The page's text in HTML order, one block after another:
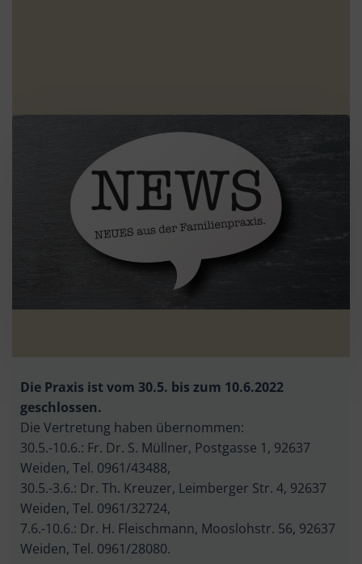
Die Praxis ist vom 30.5. bis zum 10.6.2022
geschlossen.
Die Vertretung haben übernommen:
30.5.-10.6.: Fr. Dr. S. Müllner, Postgasse 1, 92637
Weiden, Tel. 0961/43488,
30.5.-3.6.: Dr. Th. Kreuzer, Leimberger Str. 4, 92637
Weiden, Tel. 0961/32724,
7.6.-10.6.: Dr. H. Fleischmann, Mooslohstr. 56, 92637
Weiden, Tel. 0961/28080.